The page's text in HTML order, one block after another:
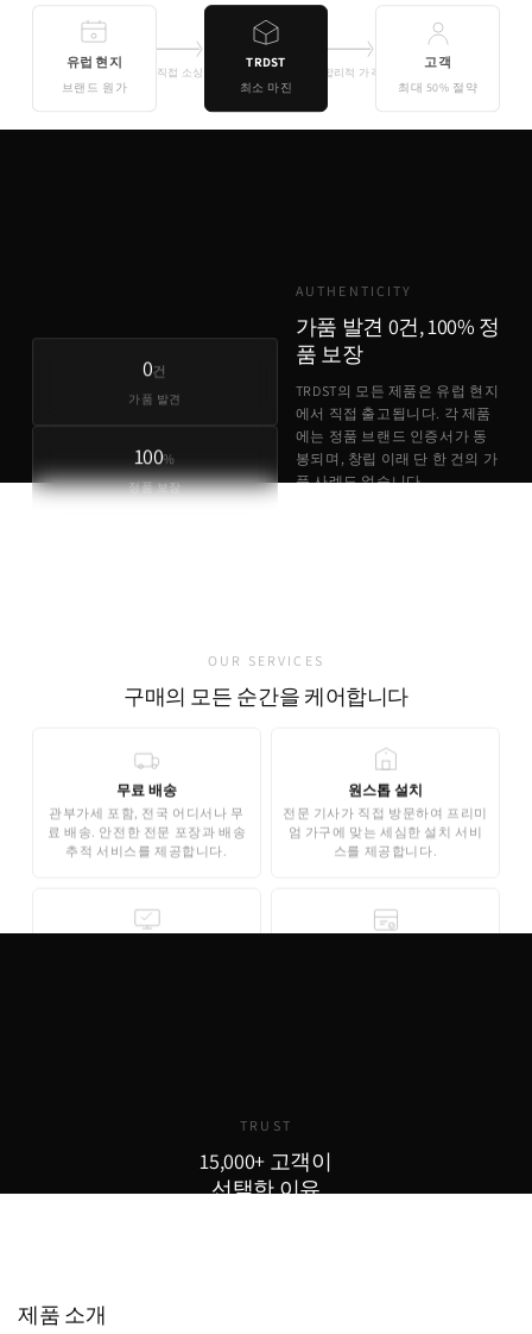
유럽 현지
브랜드 원가
직접 소싱
TRDST
최소 마진
합리적 가격
고객
최대 50% 절약
AUTHENTICITY
가품 발견 0건, 100% 정
품 보장
TRDST의 모든 제품은 유럽 현지
에서 직접 출고됩니다. 각 제품
에는 정품 브랜드 인증서가 동
봉되며, 창립 이래 단 한 건의 가
품 사례도 없습니다.
0건
가품 발견
100%
정품 보장
OUR SERVICES
구매의 모든 순간을 케어합니다
무료 배송
관부가세 포함, 전국 어디서나 무
료 배송. 안전한 전문 포장과 배송
추적 서비스를 제공합니다.
원스톱 설치
전문 기사가 직접 방문하여 프리미
엄 가구에 맞는 세심한 설치 서비
스를 제공합니다.
TRUST
15,000+ 고객이
선택한 이유
제품 소개